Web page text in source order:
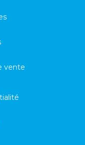
vente